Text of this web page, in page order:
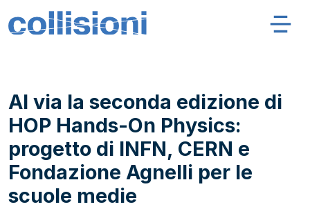
Salta al contenuto
Navigazione principale
Al via la seconda edizione di
HOP Hands-On Physics:
progetto di INFN, CERN e
Fondazione Agnelli per le
scuole medie